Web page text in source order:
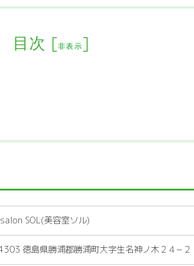
目次 [非表示]
SOL(美容室ソル)
徳島県勝浦郡勝浦町大字生名神ノ木２４−２